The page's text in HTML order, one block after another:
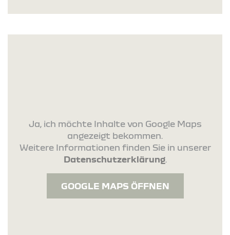
Ja, ich möchte Inhalte von Google Maps
angezeigt bekommen.
Weitere Informationen finden Sie in unserer
Datenschutzerklärung.
GOOGLE MAPS ÖFFNEN